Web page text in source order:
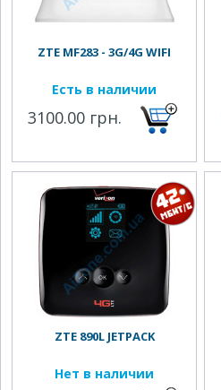
ZTE MF283 - 3G/4G WIFI
Есть в наличии
3100.00 грн.
ZTE 890L JETPACK
Нет в наличии